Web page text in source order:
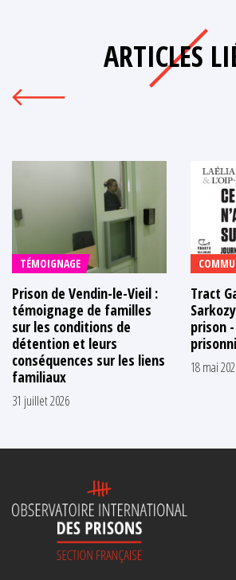
ARTICLES
TÉMOIGNAGE
Prison de Vendin-le-Vieil :
témoignage de familles
sur les conditions de
détention et leurs
conséquences sur les liens
familiaux
31 juillet 2026
Tract
prison
18 mai